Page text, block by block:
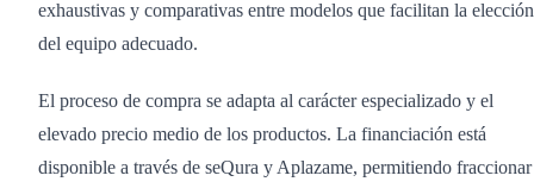
exhaustivas y comparativas entre modelos que facilitan la elección
del equipo adecuado.
El proceso de compra se adapta al carácter especializado y el
elevado precio medio de los productos. La financiación está
disponible a través de seQura y Aplazame, permitiendo